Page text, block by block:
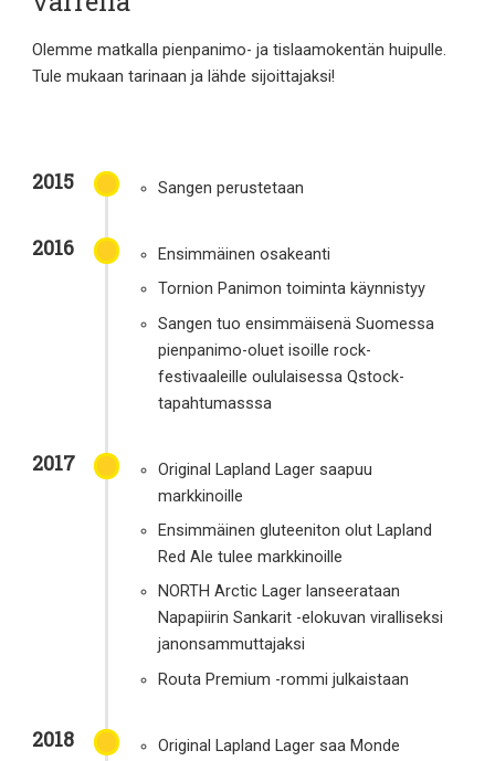
Olemme matkalla pienpanimo- ja tislaamokentän huipulle.
Tule mukaan tarinaan ja lähde sijoittajaksi!
2015 Sangen perustetaan
2016
Ensimmäinen osakeanti
Tornion Panimon toiminta käynnistyy
Sangen tuo ensimmäisenä Suomessa
pienpanimo-oluet isoille rock-
festivaaleille oululaisessa Qstock-
tapahtumasssa
2017
Original Lapland Lager saapuu
markkinoille
Ensimmäinen gluteeniton olut Lapland
Red Ale tulee markkinoille
NORTH Arctic Lager lanseerataan
Napapiirin Sankarit -elokuvan viralliseksi
janonsammuttajaksi
Routa Premium -rommi julkaistaan
2018
Original Lapland Lager saa Monde